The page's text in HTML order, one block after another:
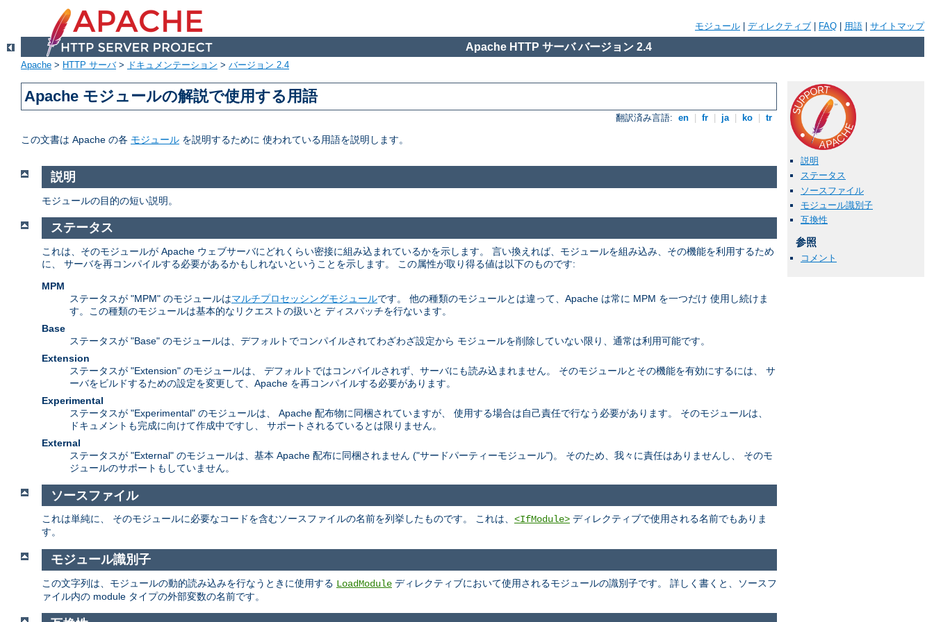
モジュール ディレクティブ FAQ 用語 サイトマップ
Apache HTTP サーバ バージョン 2.4
Apache > HTTP サーバ> ドキュメンテーション > バージョン 2.4
Apache モジュールの解説で使用する用語
翻訳済み言語: en fr ja ko tr
この文書は Apache の各 モジュール を説明するために 使われている用語を説明します。
説明
ステータス
ソースファイル
モジュール識別子
互換性
参照
コメント
説明
モジュールの目的の短い説明。
ステータス
これは、そのモジュールが Apache ウェブサーバにどれくらい密接に組み込まれているかを示します。 言い換えれば、モジュールを組み込み、その機能を利用するため
に、 サーバを再コンパイルする必要があるかもしれないということを示します。 この属性が取り得る値は以下のものです:
MPM
ステータスが "MPM" のモジュールはマルチプロセッシングモジュールです。 他の種類のモジュールとは違って、Apache は常に MPM を一つだけ 使用し続けま
す。この種類のモジュールは基本的なリクエストの扱いと ディスパッチを行ないます。
Base
ステータスが "Base" のモジュールは、デフォルトでコンパイルされてわざわざ設定から モジュールを削除していない限り、通常は利用可能です。
Extension
ステータスが "Extension" のモジュールは、 デフォルトではコンパイルされず、サーバにも読み込まれません。 そのモジュールとその機能を有効にするには、 サ
ーバをビルドするための設定を変更して、Apache を再コンパイルする必要があります。
Experimental
ステータスが "Experimental" のモジュールは、 Apache 配布物に同梱されていますが、 使用する場合は自己責任で行なう必要があります。 そのモジュールは、
ドキュメントも完成に向けて作成中ですし、 サポートされるているとは限りません。
External
ステータスが "External" のモジュールは、基本 Apache 配布に同梱されません ("サードパーティーモジュール")。 そのため、我々に責任はありませんし、 そのモ
ジュールのサポートもしていません。
ソースファイル
これは単純に、 そのモジュールに必要なコードを含むソースファイルの名前を列挙したものです。 これは、 <IfModule> ディレクティブで使用される名前でもありま
す。
モジュール識別子
この文字列は、モジュールの動的読み込みを行なうときに使用する LoadModule ディレクティブにおいて使用されるモジュールの識別子です。 詳しく書くと、ソースフ
ァイル内の module タイプの外部変数の名前です。